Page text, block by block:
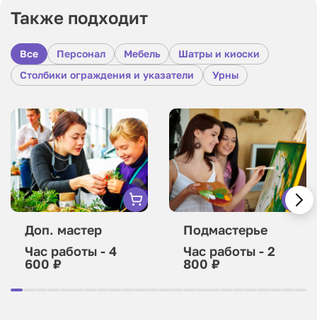
Также подходит
Все Персонал Мебель
Шатры и киоски
Столбики ограждения и указатели
Урны
Доп. мастер
Час работы - 4
600 ₽
Подмастерье
Час работы - 2
800 ₽